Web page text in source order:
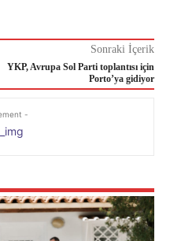
Sonraki İçerik
YKP, Avrupa Sol Parti toplantısı için
Porto’ya gidiyor
-